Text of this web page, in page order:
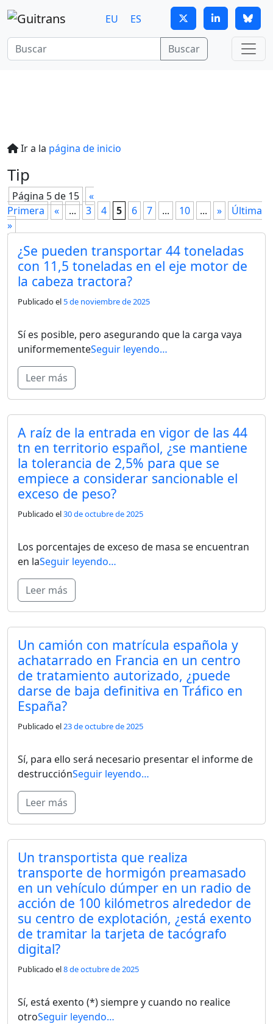
Continuar al contenido principal
EU
ES
Buscar
Ir a la página de inicio
Tip
Página 5 de 15
«
Primera
« ... 3 4 5 6 7 ... 10 ... »
Última
»
¿Se pueden transportar 44 toneladas
con 11,5 toneladas en el eje motor de
la cabeza tractora?
Publicado el5 de noviembre de 2025
Sí es posible, pero asegurando que la carga vaya
uniformementeSeguir leyendo…
Leer más
A raíz de la entrada en vigor de las 44
tn en territorio español, ¿se mantiene
la tolerancia de 2,5% para que se
empiece a considerar sancionable el
exceso de peso?
Publicado el30 de octubre de 2025
Los porcentajes de exceso de masa se encuentran
en laSeguir leyendo…
Leer más
Un camión con matrícula española y
achatarrado en Francia en un centro
de tratamiento autorizado, ¿puede
darse de baja definitiva en Tráfico en
España?
Publicado el23 de octubre de 2025
Sí, para ello será necesario presentar el informe de
destrucciónSeguir leyendo…
Leer más
Un transportista que realiza
transporte de hormigón preamasado
en un vehículo dúmper en un radio de
acción de 100 kilómetros alrededor de
su centro de explotación, ¿está exento
de tramitar la tarjeta de tacógrafo
digital?
Publicado el8 de octubre de 2025
Sí, está exento (*) siempre y cuando no realice
otroSeguir leyendo…